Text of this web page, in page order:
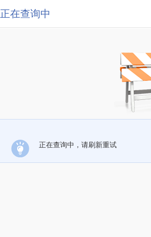
正在查询中
正在查询中，请刷新重试